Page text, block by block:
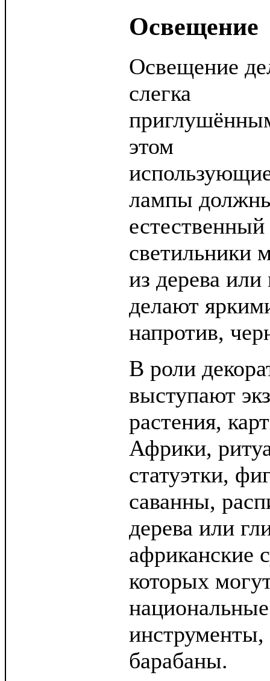
Освещение
Освещение
слегка
этом
лампы
светильники
из дерева
делают
напротив,
В роли
выступают
растения,
Африки,
статуэтки,
саванны,
дерева или
африканские
которых
инструменты,
барабаны.